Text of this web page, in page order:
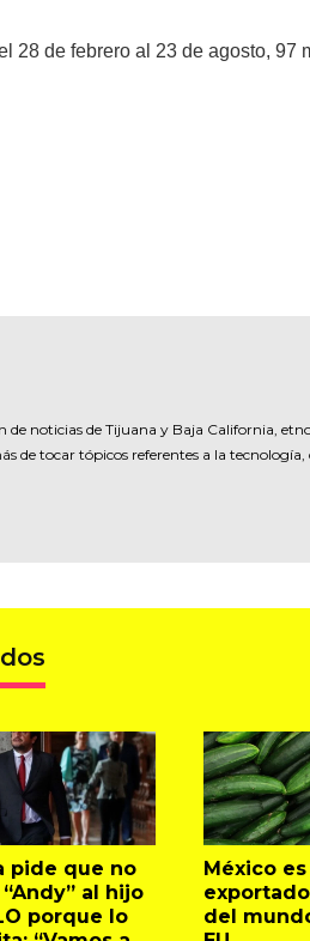
28 de febrero al 23 de agosto, 97
noticias de Tijuana y Baja California,
de tocar tópicos referentes a la tecnología,
pide que no
“Andy” al hijo
porque lo
México
del